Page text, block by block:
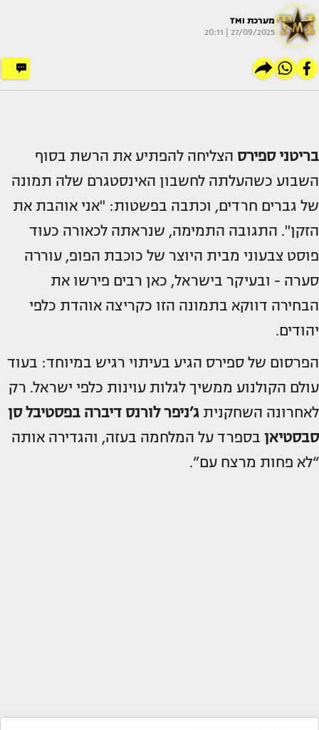
מערכת TMI
27/09/2025 | 20:11
בריטני ספירס הצליחה להפתיע את הרשת בסוף
השבוע כשהעלתה לחשבון האינסטגרם שלה תמונה
של גברים חרדים, וכתבה בפשטות: "אני אוהבת את
הזקן". התגובה התמימה, שנראתה לכאורה כעוד
פוסט צבעוני מבית היוצר של כוכבת הפופ, עוררה
סערה - ובעיקר בישראל, כאן רבים פירשו את
הבחירה דווקא בתמונה הזו כקריצה אוהדת כלפי
יהודים.
הפרסום של ספירס הגיע בעיתוי רגיש במיוחד: בעוד
עולם הקולנוע ממשיך לגלות עוינות כלפי ישראל. רק
לאחרונה השחקנית ג’ניפר לורנס דיברה בפסטיבל סן
סבסטיאן בספרד על המלחמה בעזה, והגדירה אותה
“לא פחות מרצח עם”.